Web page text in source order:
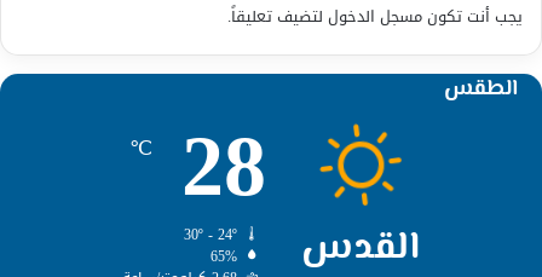
يجب أنت تكونمسجل الدخول لتضيف تعليقاً.
الطقس
القدس
28
℃
65%